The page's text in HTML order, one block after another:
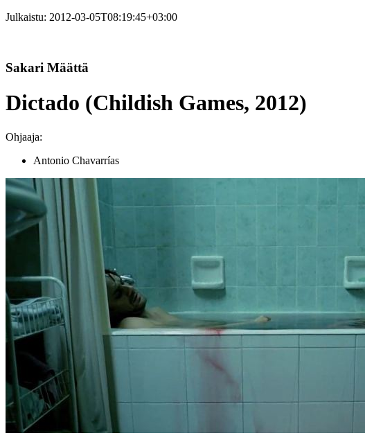
Julkaistu: 2012-03-05T08:19:45+03:00
Sakari Määttä
Dictado (Childish Games, 2012)
Ohjaaja:
Antonio Chavarrías